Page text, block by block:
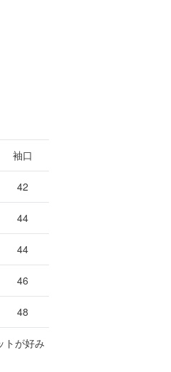
袖口
42
44
44
46
48
トが好み